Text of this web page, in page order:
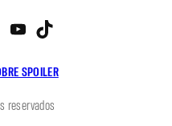
SPOILER
X YouTube
reservados